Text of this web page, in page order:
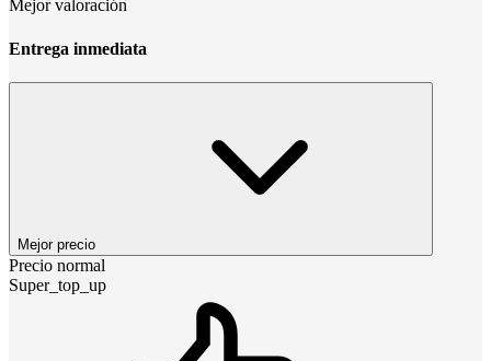
Mejor valoración
Entrega inmediata
Mejor precio
Precio normal
Super_top_up